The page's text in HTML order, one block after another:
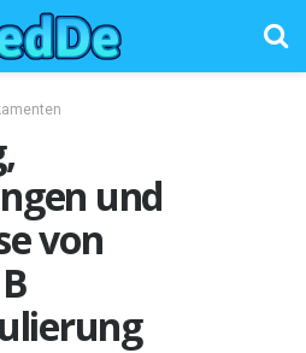
und
von